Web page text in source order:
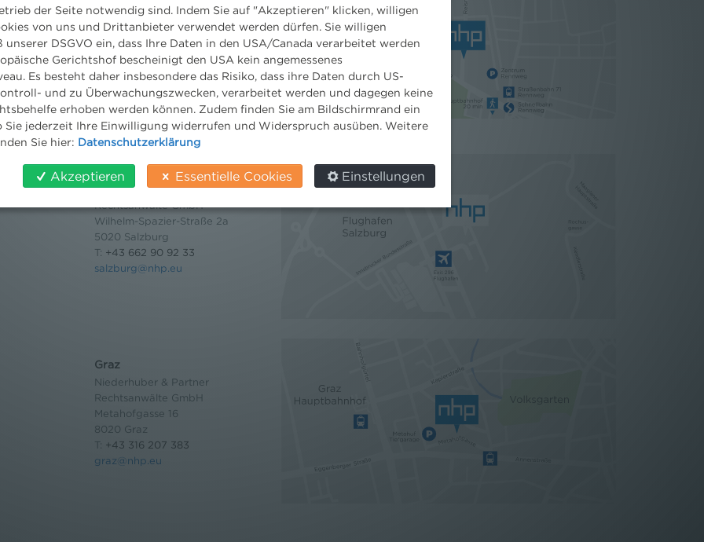
Niederhuber & Partner
Rechtsanwälte GmbH
Reisnerstraße 53, 1030 Wien
T: +43 1 513 21 24-0
F: +43 1 513 21 24-300
office@nhp.eu
Salzburg
Niederhuber & Partner
Rechtsanwälte GmbH
Wilhelm-Spazier-Straße 2a
5020 Salzburg
T: +43 662 90 92 33
salzburg@nhp.eu
Graz
Niederhuber & Partner
Rechtsanwälte GmbH
Metahofgasse 16
8020 Graz
T: +43 316 207 383
graz@nhp.eu
der Seite notwendig sind. Indem Sie auf "Akzeptieren" klicken, willigen
von uns und Drittanbieter verwendet werden dürfen. Sie willigen
unserer DSGVO ein, dass Ihre Daten in den USA/Canada verarbeitet werden
Gerichtshof bescheinigt den USA kein angemessenes
Es besteht daher insbesondere das Risiko, dass ihre Daten durch US-
und zu Überwachungszwecken, verarbeitet werden und dagegen keine
erhoben werden können. Zudem finden Sie am Bildschirmrand ein
Sie jederzeit Ihre Einwilligung widerrufen und Widerspruch ausüben. Weitere
Sie hier: Datenschutzerklärung
Akzeptieren Essentielle Cookies Einstellungen